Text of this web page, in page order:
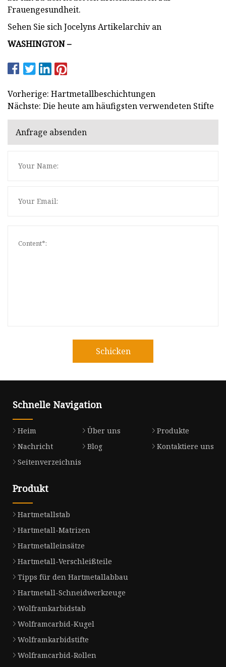
Frauengesundheit.
Sehen Sie sich Jocelyns Artikelarchiv an
WASHINGTON –
Vorherige: Hartmetallbeschichtungen
Nächste: Die heute am häufigsten verwendeten Stifte
Anfrage absenden
Schicken
Schnelle Navigation
Heim Über uns
Produkte
Nachricht
Blog
Kontaktiere uns
Seitenverzeichnis
Produkt
Hartmetallstab
Hartmetall-Matrizen
Hartmetalleinsätze
Hartmetall-Verschleißteile
Tipps für den Hartmetallabbau
Hartmetall-Schneidwerkzeuge
Wolframkarbidstab
Wolframcarbid-Kugel
Wolframkarbidstifte
Wolframcarbid-Rollen